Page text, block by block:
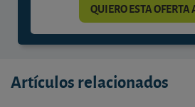
QUIERO ESTA OFERTA
Artículos relacionados